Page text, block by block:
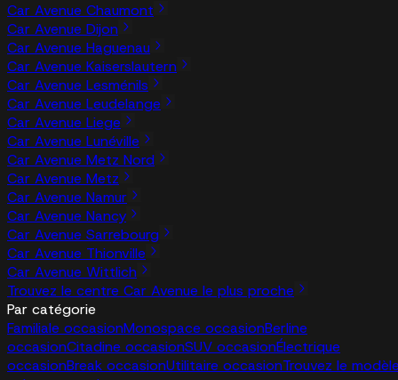
Car Avenue Chaumont
Car Avenue Dijon
Car Avenue Haguenau
Car Avenue Kaiserslautern
Car Avenue Lesménils
Car Avenue Leudelange
Car Avenue Liege
Car Avenue Lunéville
Car Avenue Metz Nord
Car Avenue Metz
Car Avenue Namur
Car Avenue Nancy
Car Avenue Sarrebourg
Car Avenue Thionville
Car Avenue Wittlich
Trouvez le centre Car Avenue le plus proche
Par catégorie
Familiale occasionMonospace occasionBerline
occasionCitadine occasionSUV occasionÉlectrique
occasionBreak occasionUtilitaire occasionTrouvez le